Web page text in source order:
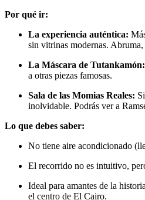
Por qué ir:
La experiencia auténtica:
sin vitrinas modernas.
La Máscara de Tutankamón:
a otras piezas famosas.
Sala de las Momias Reales:
inolvidable. Podrás ver a
Lo que debes saber:
No tiene aire acondicionado
El recorrido no es intuitivo,
Ideal para amantes de la
el centro de El Cairo.